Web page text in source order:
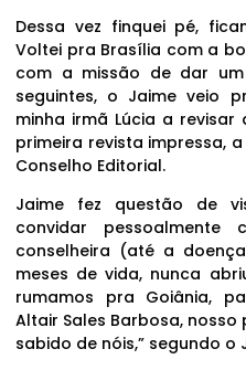
Dessa vez finquei pé,
Voltei pra Brasília com a
com a missão de dar
seguintes, o Jaime veio
minha irmã Lúcia a revisar
primeira revista impressa,
Conselho Editorial.
Jaime fez questão de
convidar
conselheira (até a
meses de vida, nunca
rumamos pra Goiânia,
Altair Sales Barbosa, nosso
sabido de nóis,” segundo o